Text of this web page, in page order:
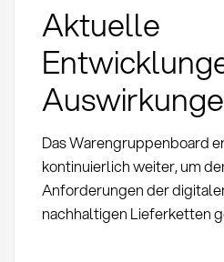
Aktuelle
Das Warengruppenboard
kontinuierlich weiter, um
Anforderungen der
nachhaltigen Lieferketten